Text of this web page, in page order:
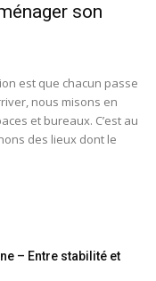
son
est que chacun passe
nous misons en
et bureaux. C’est au
des lieux dont le
– Entre stabilité et